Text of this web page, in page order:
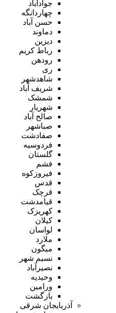
جوادآباد
چهاردانگه
حسن آباد
دماوند
دیزین
رباط کریم
رودهن
ری
شاهدشهر
شریف آباد
شمشک
شهریار
صالح آباد
صباشهر
صفادشت
فردوسیه
گلستان
فشم
فیروزکوه
قدس
قرچک
قیامدشت
کهریزک
کیلان
لواسان
ملارد
میگون
نسیم شهر
نصیرآباد
وحیدیه
ورامین
بازگشت
آذربایجان شرقی